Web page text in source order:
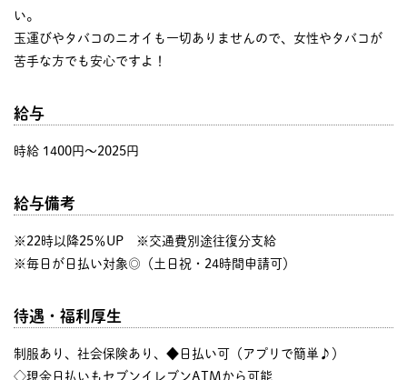
い。
玉運びやタバコのニオイも一切ありませんので、女性やタバコが
苦手な方でも安心ですよ！
給与
時給 1400円〜2025円
給与備考
※22時以降25％UP ※交通費別途往復分支給
※毎日が日払い対象◎（土日祝・24時間申請可）
待遇・福利厚生
制服あり、社会保険あり、◆日払い可（アプリで簡単♪）
◇現金日払いもセブンイレブンATMから可能